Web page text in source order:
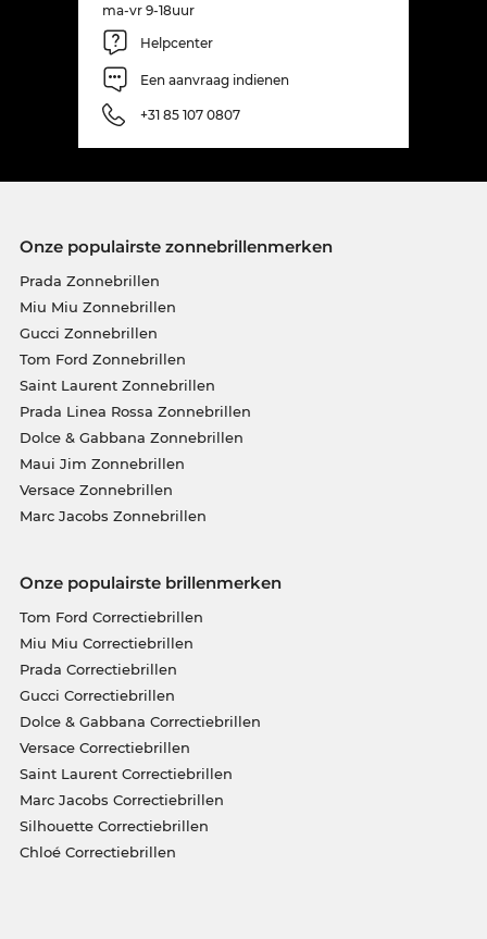
ma-vr 9-18uur
Helpcenter
Een aanvraag indienen
+31 85 107 0807
Onze populairste zonnebrillenmerken
Prada Zonnebrillen
Miu Miu Zonnebrillen
Gucci Zonnebrillen
Tom Ford Zonnebrillen
Saint Laurent Zonnebrillen
Prada Linea Rossa Zonnebrillen
Dolce & Gabbana Zonnebrillen
Maui Jim Zonnebrillen
Versace Zonnebrillen
Marc Jacobs Zonnebrillen
Onze populairste brillenmerken
Tom Ford Correctiebrillen
Miu Miu Correctiebrillen
Prada Correctiebrillen
Gucci Correctiebrillen
Dolce & Gabbana Correctiebrillen
Versace Correctiebrillen
Saint Laurent Correctiebrillen
Marc Jacobs Correctiebrillen
Silhouette Correctiebrillen
Chloé Correctiebrillen